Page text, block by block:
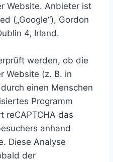
Website. Anbieter ist
(„Google“), Gordon
4, Irland.
werden, ob die
Website (z. B. in
einen Menschen
Programm
reCAPTCHA das
anhand
Diese Analyse
der